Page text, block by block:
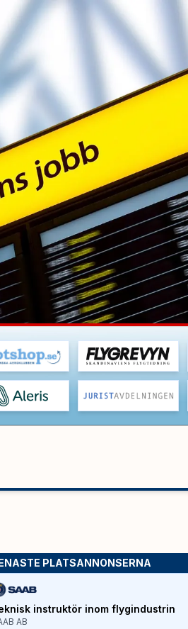
PLATSANNONSERNA
instruktör inom flygindustrin
AB